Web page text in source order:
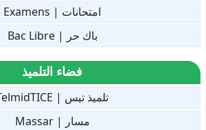
امتحانات | Examens
باك حر | Bac Libre
فضاء التلميذ
تلميذ تيس | TelmidTICE
مسار | Massar